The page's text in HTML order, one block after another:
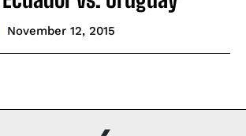
November 12, 2015